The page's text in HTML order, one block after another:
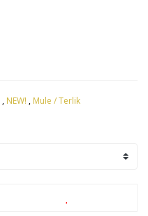
, NEW! , Mule / Terlik